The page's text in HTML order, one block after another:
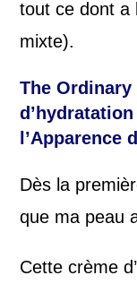
tout ce dont a
mixte).
The Ordinary
l’Apparence
Dès la
que ma peau
Cette crème